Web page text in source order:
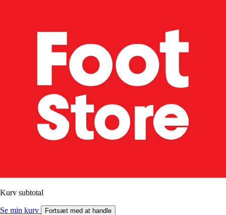
Kurv subtotal
Se min kurv Fortsæt med at handle